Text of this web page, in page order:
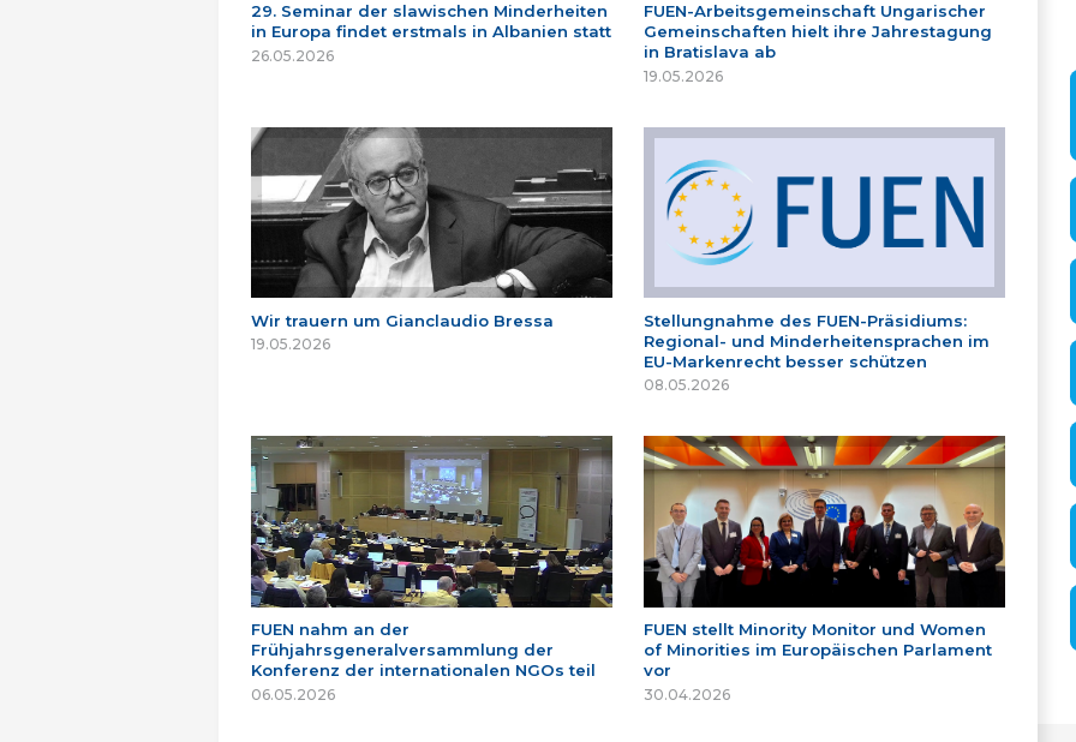
29. Seminar der slawischen Minderheiten
in Europa findet erstmals in Albanien statt
26.05.2026
FUEN-Arbeitsgemeinschaft Ungarischer
Gemeinschaften hielt ihre Jahrestagung
in Bratislava ab
19.05.2026
Wir trauern um Gianclaudio Bressa
19.05.2026
Stellungnahme des FUEN-Präsidiums:
Regional- und Minderheitensprachen im
EU-Markenrecht besser schützen
08.05.2026
FUEN nahm an der
Frühjahrsgeneralversammlung der
Konferenz der internationalen NGOs teil
06.05.2026
FUEN stellt Minority Monitor und Women
of Minorities im Europäischen Parlament
vor
30.04.2026